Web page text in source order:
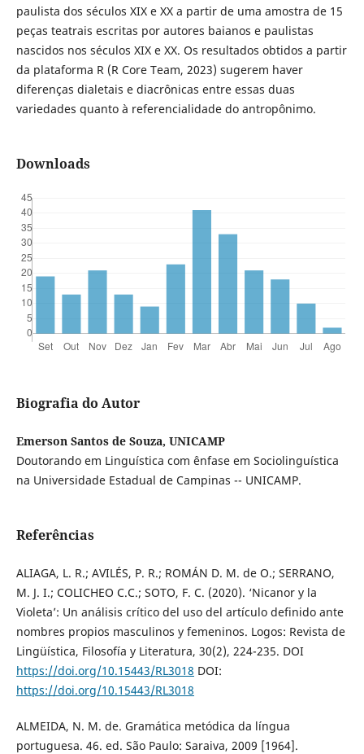
paulista dos séculos XIX e XX a partir de uma amostra de 15
peças teatrais escritas por autores baianos e paulistas
nascidos nos séculos XIX e XX. Os resultados obtidos a partir
da plataforma R (R Core Team, 2023) sugerem haver
diferenças dialetais e diacrônicas entre essas duas
variedades quanto à referencialidade do antropônimo.
Downloads
Biografia do Autor
Emerson Santos de Souza, UNICAMP
Doutorando em Linguística com ênfase em Sociolinguística
na Universidade Estadual de Campinas -- UNICAMP.
Referências
ALIAGA, L. R.; AVILÉS, P. R.; ROMÁN D. M. de O.; SERRANO,
M. J. I.; COLICHEO C.C.; SOTO, F. C. (2020). ‘Nicanor y la
Violeta’: Un análisis crítico del uso del artículo definido ante
nombres propios masculinos y femeninos. Logos: Revista de
Lingüística, Filosofía y Literatura, 30(2), 224-235. DOI
https://doi.org/10.15443/RL3018 DOI:
https://doi.org/10.15443/RL3018
ALMEIDA, N. M. de. Gramática metódica da língua
portuguesa. 46. ed. São Paulo: Saraiva, 2009 [1964].